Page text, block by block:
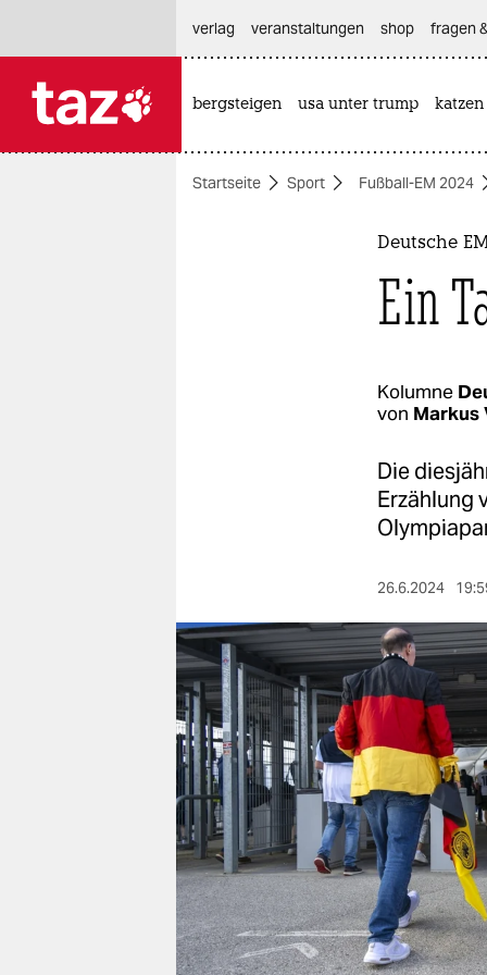
themen
verlag
verlag
veranstaltungen
shop
fragen & hilfe
unterstützen
abo
genossenschaft
verlag
veranstaltungen shop fragen
bergsteigen usa unter trump katzen
Startseite Sport Fußball-EM 2024
Deutsche
Ein
Kolumne
von Markus
Die
Erzählung
26.6.2024